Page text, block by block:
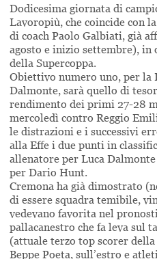
Dodicesima giornata di
Lavoropiù, che coincide con
di coach Paolo Galbiati, già
agosto e inizio settembre), in
della Supercoppa.
Obiettivo numero uno, per la
Dalmonte, sarà quello di
rendimento dei primi 27-28
mercoledì contro Reggio
le distrazioni e i successivi
alla Effe i due punti in
allenatore per Luca
per Dario Hunt.
Cremona ha già dimostrato
di essere squadra temibile,
vedevano favorita nel
pallacanestro che fa leva sul
(attuale terzo top scorer
Beppe Poeta, sull’estro e